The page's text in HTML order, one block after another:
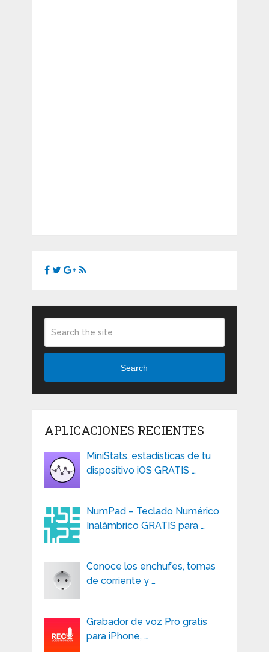
Search
APLICACIONES RECIENTES
MiniStats, estadísticas de tu
dispositivo iOS GRATIS …
NumPad – Teclado Numérico
Inalámbrico GRATIS para …
Conoce los enchufes, tomas
de corriente y …
Grabador de voz Pro gratis
para iPhone, …